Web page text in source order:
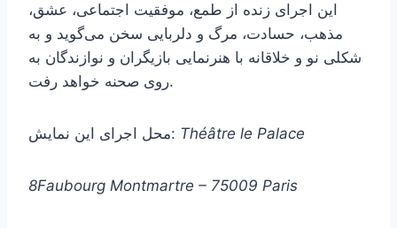
این اجرای زنده از طمع، موفقیت اجتماعی، عشق،
مذهب، حسادت، مرگ و دلربایی سخن می‌گوید و به
شکلی نو و خلاقانه با هنرنمایی بازیگران و نوازندگان به
روی صحنه خواهد رفت.
محل اجرای این نمایش: Théâtre le Palace
8Faubourg Montmartre – 75009 Paris